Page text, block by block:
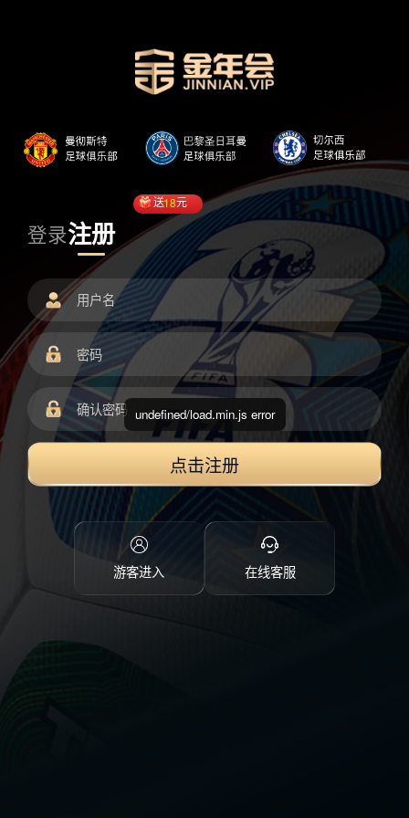
登录注册
送18元
点击注册
游客进入 在线客服
undefined/load.min.js error